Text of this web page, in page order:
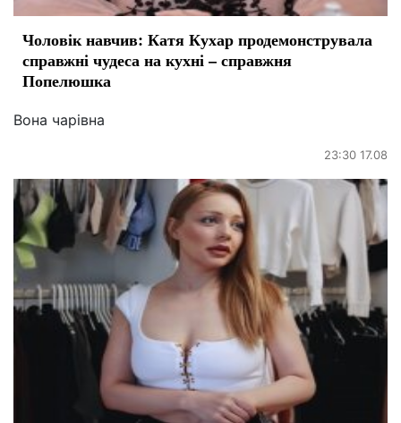
Чоловік навчив: Катя Кухар продемонструвала
справжні чудеса на кухні – справжня
Попелюшка
Вона чарівна
23:30 17.08